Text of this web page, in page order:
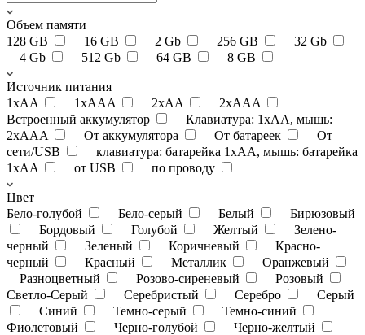
Объем памяти
128 GB
16 GB 2 Gb 256 GB
32 Gb
4 Gb
512 Gb 64 GB 8 GB
Источник питания
1xAA
1xAAA 2xAA
2xAAA
Встроенный аккумулятор
Клавиатура: 1xAA, мышь:
2xAAA
От аккумулятора От батареек
От
сети/USB
клавиатура: батарейка 1xAA, мышь: батарейка
1xAA
от USB по проводу
Цвет
Бело-голубой
Бело-серый Белый
Бирюзовый
Бордовый
Голубой Желтый
Зелено-
черный
Зеленый Коричневый
Красно-
черный
Красный Металлик
Оранжевый
Разноцветный
Розово-сиреневый
Розовый
Светло-Серый
Серебристый Серебро
Серый
Синий
Темно-серый
Темно-синий
Фиолетовый
Черно-голубой
Черно-желтый